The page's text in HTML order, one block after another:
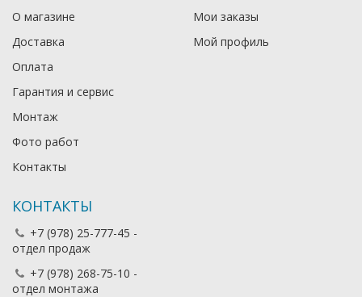
О магазине
Доставка
Оплата
Гарантия и сервис
Монтаж
Фото работ
Контакты
Мои заказы
Мой профиль
КОНТАКТЫ
+7 (978) 25-777-45 -
отдел продаж
+7 (978) 268-75-10 -
отдел монтажа